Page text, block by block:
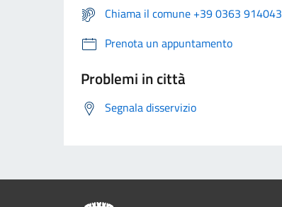
Chiama il comune +39 0363 914043
Prenota un appuntamento
Problemi in città
Segnala disservizio